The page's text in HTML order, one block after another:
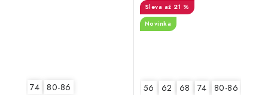
74 80-86
až 21 %
Novinka
56 62 68 74 80-86